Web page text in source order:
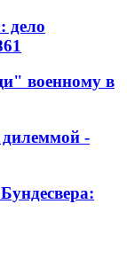
дело
военному в
дилеммой -